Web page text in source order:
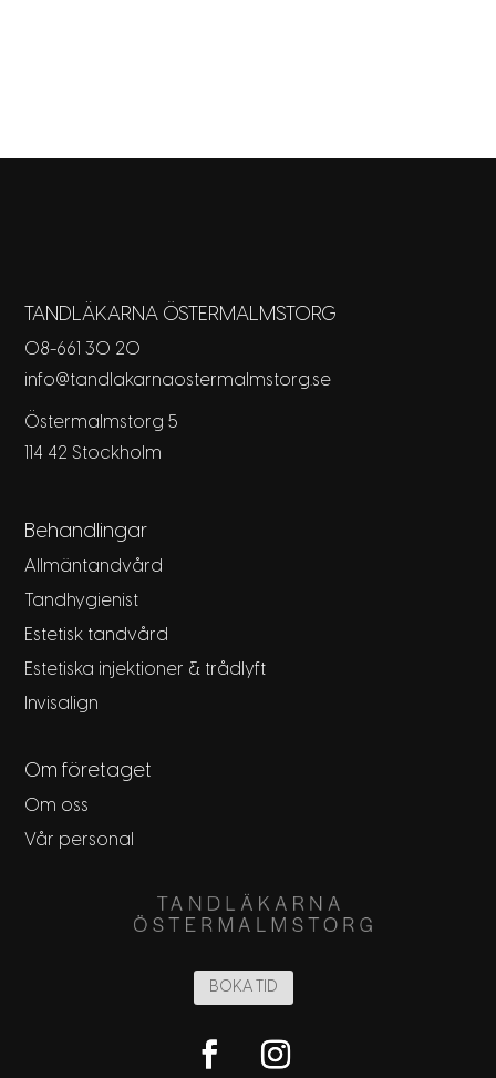
TANDLÄKARNA ÖSTERMALMSTORG
08-661 30 20
info@tandlakarnaostermalmstorg.se
Östermalmstorg 5
114 42 Stockholm
Behandlingar
Allmäntandvård
Tandhygienist
Estetisk tandvård
Estetiska injektioner & trådlyft
Invisalign
Om företaget
Om oss
Vår personal
BOKA TID